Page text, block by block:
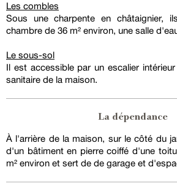
Les combles
Sous une charpente en châtaignier,
chambre de 36 m² environ, une salle
Le sous-sol
Il est accessible par un escalier
sanitaire de la maison.
La dépendance
À l'arrière de la maison, sur le côté du
d'un bâtiment en pierre coiffé d'une
m² environ et sert de de garage et